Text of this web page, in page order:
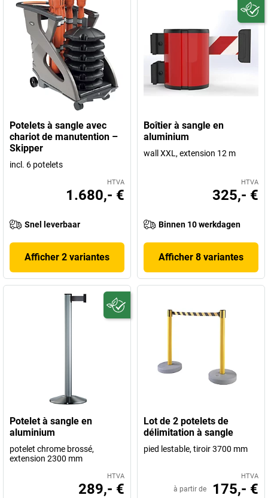
Potelets à sangle avec
chariot de manutention –
Skipper
incl. 6 potelets
HTVA
1.680,- €
Snel leverbaar
Afficher 2 variantes
Boîtier à sangle en
aluminium
wall XXL, extension 12 m
HTVA
325,- €
Binnen 10 werkdagen
Afficher 8 variantes
Potelet à sangle en
aluminium
potelet chrome brossé,
extension 2300 mm
HTVA
289,- €
Lot de 2 potelets de
délimitation à sangle
pied lestable, tiroir 3700 mm
HTVA
à partir de 175,- €